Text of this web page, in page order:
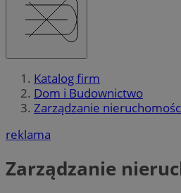
Katalog firm
Dom i Budownictwo
Zarządzanie
reklama
Zarządzanie